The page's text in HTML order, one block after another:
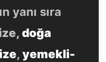
yanı sıra
doğa
, yemekli-